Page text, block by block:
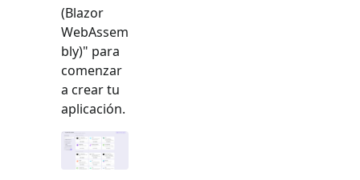
(Blazor
WebAssem
bly)" para
comenzar
a crear tu
aplicación.